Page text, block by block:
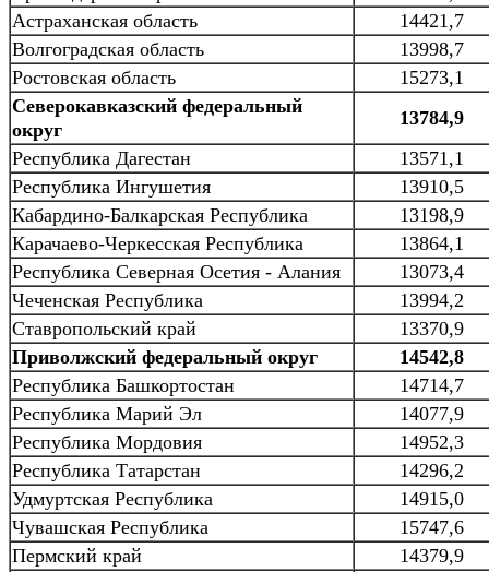
Астраханская область
14421,7
Волгоградская область
13998,7
Ростовская область
15273,1
Северокавказский федеральный
округ
13784,9
Республика Дагестан
13571,1
Республика Ингушетия
13910,5
Кабардино-Балкарская Республика
13198,9
Карачаево-Черкесская Республика
13864,1
Республика Северная Осетия - Алания
13073,4
Чеченская Республика
13994,2
Ставропольский край
13370,9
Приволжский федеральный округ
14542,8
Республика Башкортостан
14714,7
Республика Марий Эл
14077,9
Республика Мордовия
14952,3
Республика Татарстан
14296,2
Удмуртская Республика
14915,0
Чувашская Республика
15747,6
Пермский край
14379,9